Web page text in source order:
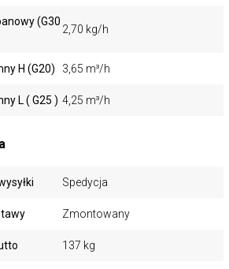
(G30
2,70 kg/h
H (G20) 3,65 m³/h
L ( G25 ) 4,25 m³/h
Spedycja
Zmontowany
137 kg